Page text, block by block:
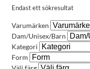
Endast ett sökresultat
Varumärken
Dam/Unisex/Barn
Kategori
Form